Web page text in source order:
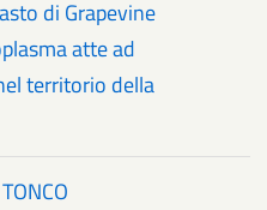
di Grapevine
atte ad
territorio della